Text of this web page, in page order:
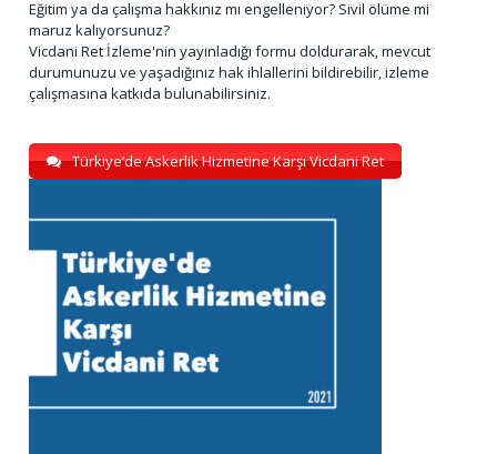
Eğitim ya da çalışma hakkınız mı engelleniyor? Sivil ölüme mi
maruz kalıyorsunuz?
Vicdani Ret İzleme'nin yayınladığı formu doldurarak, mevcut
durumunuzu ve yaşadığınız hak ihlallerini bildirebilir, izleme
çalışmasına katkıda bulunabilirsiniz.
Türkiye’de Askerlik Hizmetine Karşı Vicdani Ret